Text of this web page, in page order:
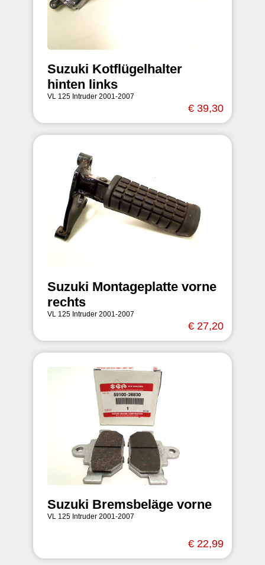
Suzuki Kotflügelhalter
hinten links
VL 125 Intruder 2001-2007
€ 39,30
Suzuki Montageplatte vorne
rechts
VL 125 Intruder 2001-2007
€ 27,20
Suzuki Bremsbeläge vorne
VL 125 Intruder 2001-2007
€ 22,99